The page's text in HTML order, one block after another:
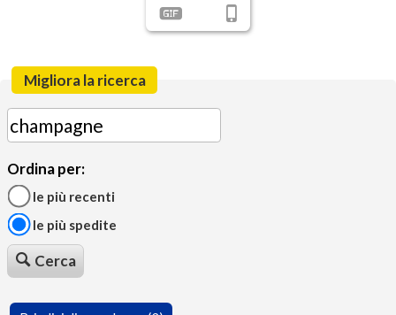
Migliora la ricerca
Ordina per:
le più recenti
le più spedite
Cerca